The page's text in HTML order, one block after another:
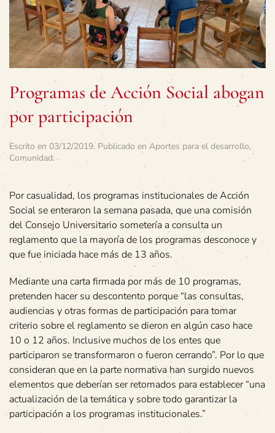
Programas de Acción Social abogan
por participación
Escrito en 03/12/2019. Publicado en Aportes para el desarrollo,
Comunidad.
Por casualidad, los programas institucionales de Acción
Social se enteraron la semana pasada, que una comisión
del Consejo Universitario sometería a consulta un
reglamento que la mayoría de los programas desconoce y
que fue iniciada hace más de 13 años.
Mediante una carta firmada por más de 10 programas,
pretenden hacer su descontento porque “las consultas,
audiencias y otras formas de participación para tomar
criterio sobre el reglamento se dieron en algún caso hace
10 o 12 años. Inclusive muchos de los entes que
participaron se transformaron o fueron cerrando”. Por lo que
consideran que en la parte normativa han surgido nuevos
elementos que deberían ser retomados para establecer “una
actualización de la temática y sobre todo garantizar la
participación a los programas institucionales.”